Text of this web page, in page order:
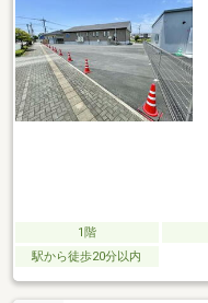
1階
駅から徒歩20分以内